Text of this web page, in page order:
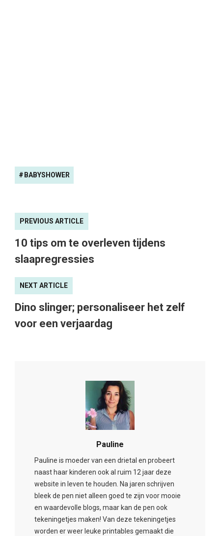
BABYSHOWER
PREVIOUS ARTICLE
10 tips om te overleven tijdens
slaapregressies
NEXT ARTICLE
Dino slinger; personaliseer het zelf
voor een verjaardag
Pauline
Pauline is moeder van een drietal en probeert
naast haar kinderen ook al ruim 12 jaar deze
website in leven te houden. Na jaren schrijven
bleek de pen niet alleen goed te zijn voor mooie
en waardevolle blogs, maar kan de pen ook
tekeningetjes maken! Van deze tekeningetjes
worden er weer leuke printables gemaakt die